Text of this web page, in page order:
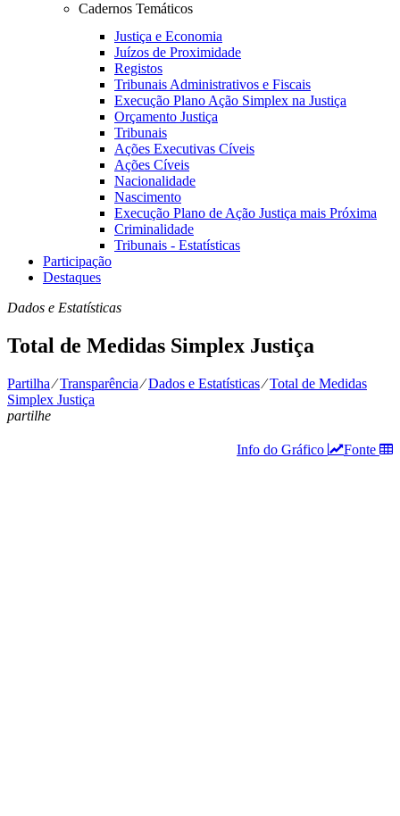
Cadernos Temáticos
Justiça e Economia
Juízos de Proximidade
Registos
Tribunais Administrativos e Fiscais
Execução Plano Ação Simplex na Justiça
Orçamento Justiça
Tribunais
Ações Executivas Cíveis
Ações Cíveis
Nacionalidade
Nascimento
Execução Plano de Ação Justiça mais Próxima
Criminalidade
Tribunais - Estatísticas
Participação
Destaques
Dados e Estatísticas
Total de Medidas Simplex Justiça
Partilha⁄Transparência⁄Dados e Estatísticas⁄Total de Medidas
Simplex Justiça
partilhe
Fonte
Info do Gráfico